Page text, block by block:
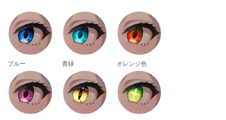
ブルー 青緑 オレンジ色